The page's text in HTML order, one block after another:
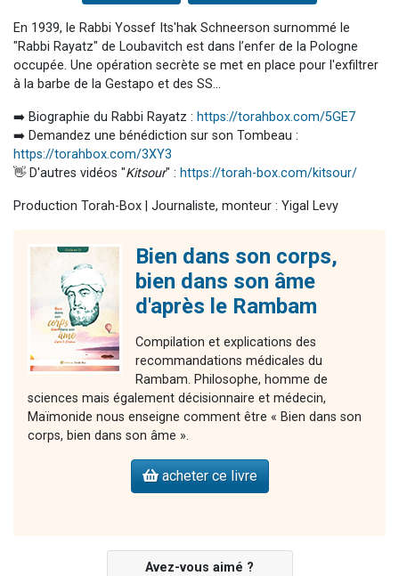
En 1939, le Rabbi Yossef Its'hak Schneerson surnommé le
"Rabbi Rayatz" de Loubavitch est dans l’enfer de la Pologne
occupée. Une opération secrète se met en place pour l'exfiltrer
à la barbe de la Gestapo et des SS...
➡️ Biographie du Rabbi Rayatz : https://torahbox.com/5GE7
➡️ Demandez une bénédiction sur son Tombeau :
https://torahbox.com/3XY3
👋 D'autres vidéos "Kitsour" : https://torah-box.com/kitsour/
Production Torah-Box | Journaliste, monteur : Yigal Levy
Bien dans son corps,
bien dans son âme
d'après le Rambam
Compilation et explications des
recommandations médicales du
Rambam. Philosophe, homme de
sciences mais également décisionnaire et médecin,
Maïmonide nous enseigne comment être « Bien dans son
corps, bien dans son âme ».
acheter ce livre
Avez-vous aimé ?